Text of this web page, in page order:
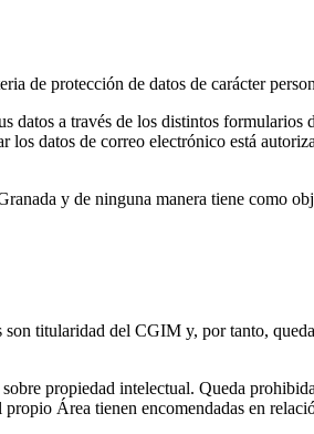
de protección de datos de carácter
a través de los distintos
datos de correo electrónico está
y de ninguna manera tiene como
titularidad del CGIM y, por tanto,
propiedad intelectual. Queda
Área tienen encomendadas en